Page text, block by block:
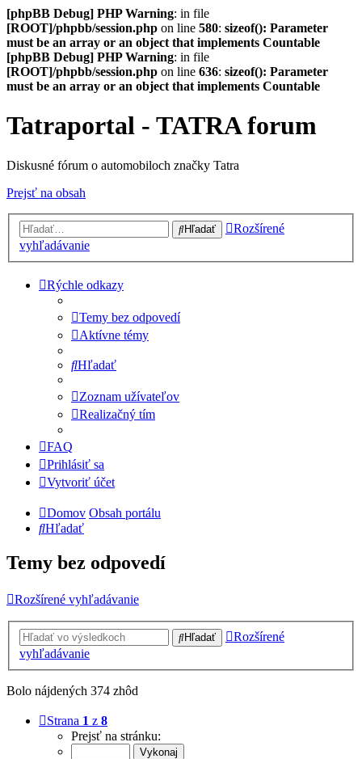
[phpBB Debug] PHP Warning: in file
[ROOT]/phpbb/session.php on line 580: sizeof(): Parameter
must be an array or an object that implements Countable
[phpBB Debug] PHP Warning: in file
[ROOT]/phpbb/session.php on line 636: sizeof(): Parameter
must be an array or an object that implements Countable
Tatraportal - TATRA forum
Diskusné fórum o automobiloch značky Tatra
Prejsť na obsah
Hľadať
Rozšírené
vyhľadávanie
Rýchle odkazy
Temy bez odpovedí
Aktívne témy
Hľadať
Zoznam užívateľov
Realizačný tím
FAQ
Prihlásiť sa
Vytvoriť účet
Domov Obsah portálu
Hľadať
Temy bez odpovedí
Rozšírené vyhľadávanie
Hľadať
Rozšírené
vyhľadávanie
Bolo nájdených 374 zhôd
Strana 1 z 8
Prejsť na stránku: